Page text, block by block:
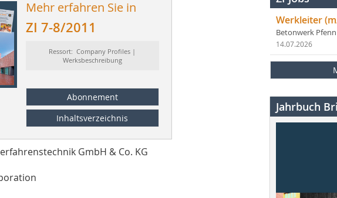
Mehr erfahren Sie in
ZI 7-8/2011
Ressort: Company Profiles |
Werksbeschreibung
Abonnement
Inhaltsverzeichnis
GmbH & Co. KG
Werkleiter
Betonwerk
14.07.2026
Jahrbuch